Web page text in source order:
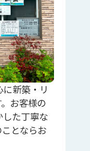
新築・リ
お客様の
た丁寧な
とならお